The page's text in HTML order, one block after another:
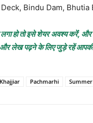
Bindu Dam, Bhutia
हो तो इसे शेयर अवश्य करेंं,
लेख पढ़ने के लिए जुड़े रहें आपकी
Khajjiar Pachmarhi